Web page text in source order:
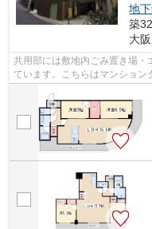
地
築
大
共用部には敷地内ごみ置き場・
ています。こちらはマンショ